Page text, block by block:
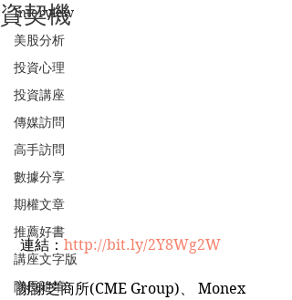
Interview
美股分析
投資心理
投資講座
傳媒訪問
高手訪問
數據分享
期權文章
推薦好書
講座文字版
隊長隨筆
資契機
連結： http://bit.ly/2Y8Wg2W
謝謝芝商所(CME Group)、 Monex